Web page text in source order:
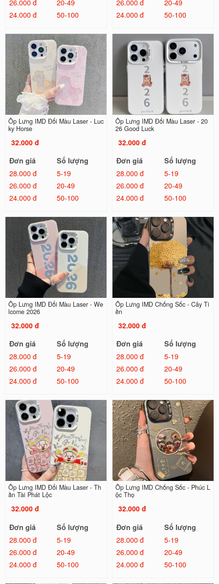
24.000 đ
50-100
24.000 đ
50-100
Ốp Lưng IMD Đổi Màu Laser - Luc
ky Horse
32.000 đ
Đơn giá
Số lượng
28.000 đ
5-19
26.000 đ
20-49
24.000 đ
50-100
Ốp Lưng IMD Đổi Màu Laser - 20
26 Good Luck
32.000 đ
Đơn giá
Số lượng
28.000 đ
5-19
26.000 đ
20-49
24.000 đ
50-100
Ốp Lưng IMD Đổi Màu Laser - We
lcome 2026
32.000 đ
Đơn giá
Số lượng
28.000 đ
5-19
26.000 đ
20-49
24.000 đ
50-100
Ốp Lưng IMD Chống Sốc - Cây Ti
ền
32.000 đ
Đơn giá
Số lượng
28.000 đ
5-19
26.000 đ
20-49
24.000 đ
50-100
Ốp Lưng IMD Đổi Màu Laser - Th
ần Tài Phát Lộc
32.000 đ
Đơn giá
Số lượng
28.000 đ
5-19
26.000 đ
20-49
24.000 đ
50-100
Ốp Lưng IMD Chống Sốc - Phúc L
ộc Thọ
32.000 đ
Đơn giá
Số lượng
28.000 đ
5-19
26.000 đ
20-49
24.000 đ
50-100